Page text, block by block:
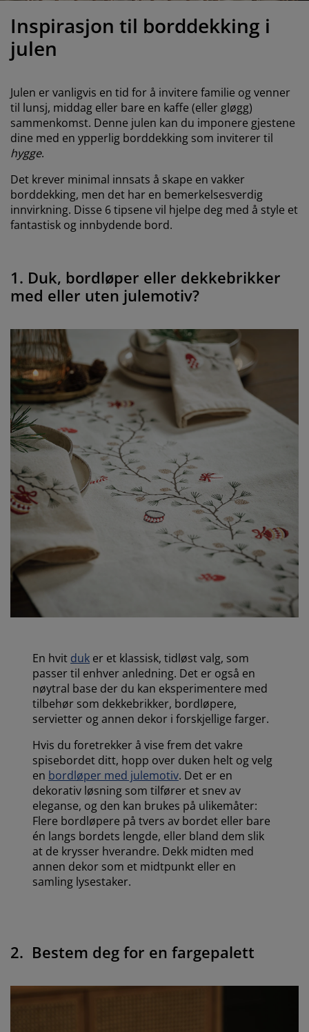
med oppbevaring
og pleie
og tilbehør
og metervarer
og stryk
Inspirasjon til borddekking i
julen
Julen er vanligvis en tid for å invitere familie og venner
til lunsj, middag eller bare en kaffe (eller gløgg)
sammenkomst. Denne julen kan du imponere gjestene
dine med en ypperlig borddekking som inviterer til
hygge.
Det krever minimal innsats å skape en vakker
borddekking, men det har en bemerkelsesverdig
innvirkning. Disse 6 tipsene vil hjelpe deg med å style et
fantastisk og innbydende bord.
1. Duk, bordløper eller dekkebrikker
med eller uten julemotiv?
En hvit duk er et klassisk, tidløst valg, som
passer til enhver anledning. Det er også en
nøytral base der du kan eksperimentere med
tilbehør som dekkebrikker, bordløpere,
servietter og annen dekor i forskjellige farger.
Hvis du foretrekker å vise frem det vakre
spisebordet ditt, hopp over duken helt og velg
en bordløper med julemotiv. Det er en
dekorativ løsning som tilfører et snev av
eleganse, og den kan brukes på ulikemåter:
Flere bordløpere på tvers av bordet eller bare
én langs bordets lengde, eller bland dem slik
at de krysser hverandre. Dekk midten med
annen dekor som et midtpunkt eller en
samling lysestaker.
2. Bestem deg for en fargepalett